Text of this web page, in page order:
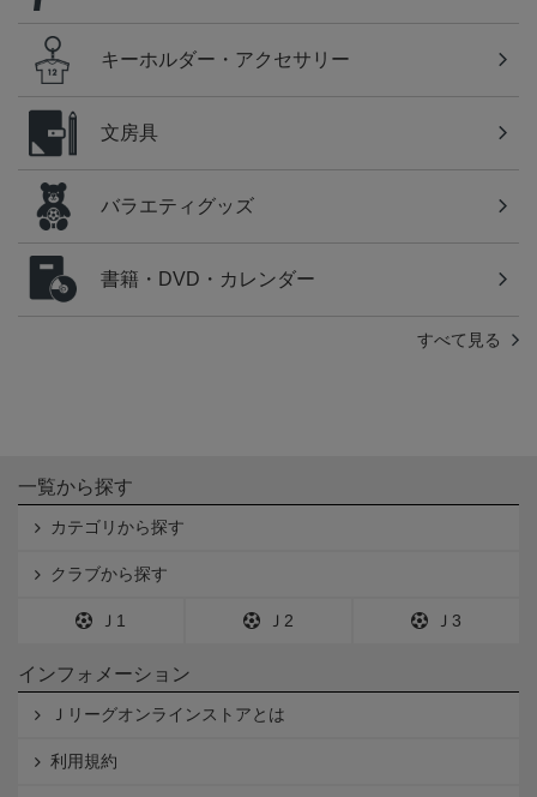
キーホルダー・アクセサリー
文房具
バラエティグッズ
書籍・DVD・カレンダー
すべて見る
一覧から探す
カテゴリから探す
クラブから探す
Ｊ1 Ｊ2 Ｊ3
インフォメーション
Ｊリーグオンラインストアとは
利用規約